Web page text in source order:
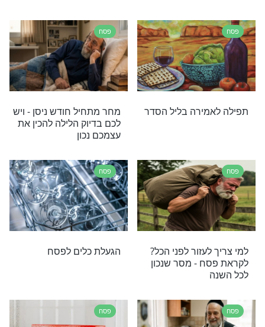
בחודש
לכם לקרוא
זה הסוד העצום שטמון
בפסח
כתובה דווקא
כתובה?
פסח
האם צריך לקיים בדיקת חמץ
בחדר השירותים? הרב
מרדכי אליהו זצ"ל עונה